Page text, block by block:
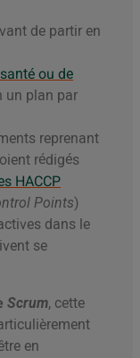
de partir en
ou de
un plan par
reprenant
rédigés
HACCP
Points)
dans le
se
Scrum, cette
en